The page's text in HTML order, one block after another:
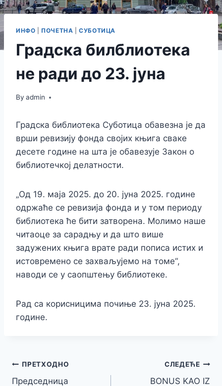
ИНФО ПОЧЕТНА |СУБОТИЦА
Градска билблиотека
не ради до 23. јуна
By admin
Градска библиотека Суботица обавезна је да
врши ревизију фонда својих књига сваке
десете године на шта је обавезује Закон о
библиотечкој делатности.
„Од 19. маја 2025. до 20. јуна 2025. године
одржаће се ревизија фонда и у том периоду
библиотека ће бити затворена. Молимо наше
читаоце за сарадњу и да што више
задужених књига врате ради пописа истих и
истовремено се захваљујемо на томе“,
наводи се у саопштењу библиотеке.
Рад са корисницима почиње 23. јуна 2025.
године.
Кретање
ПРЕТХОДНО
Председница
СЛЕДЕЋЕ
BONUS KAO IZ